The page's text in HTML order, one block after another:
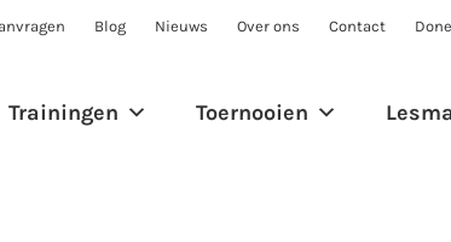
Blog Nieuws Over ons Contact
Trainingen Toernooien